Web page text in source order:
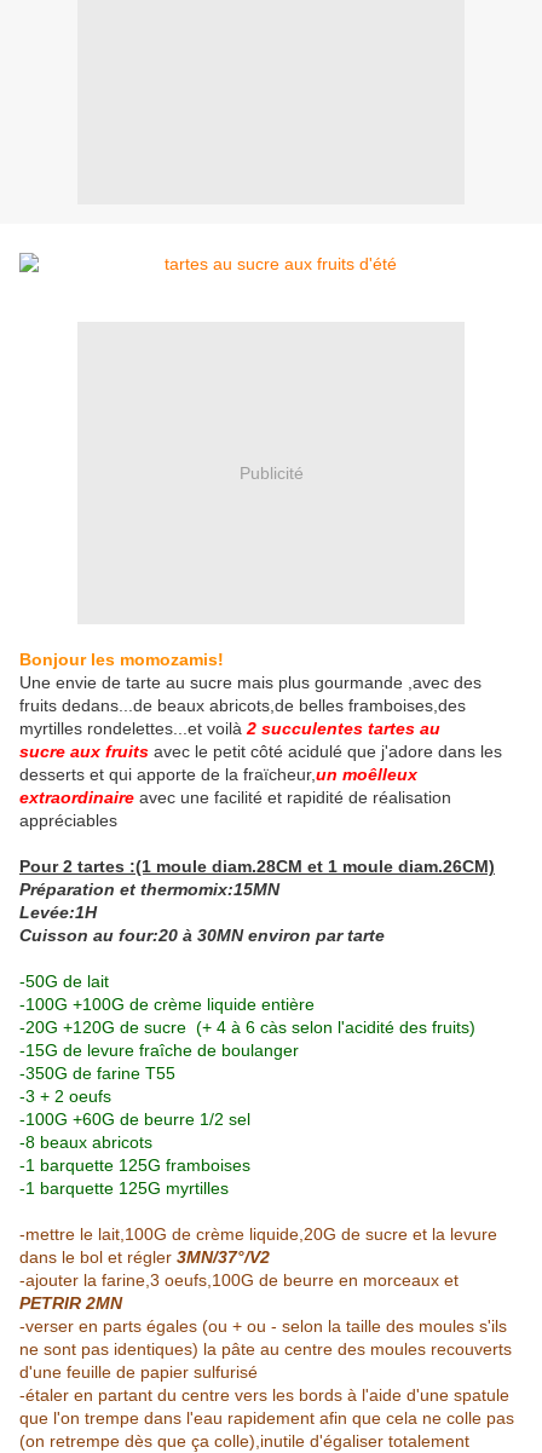
Publicité
Bonjour les momozamis!
Une envie de tarte au sucre mais plus gourmande ,avec des
fruits dedans...de beaux abricots,de belles framboises,des
myrtilles rondelettes...et voilà 2 succulentes tartes au
sucre aux fruits avec le petit côté acidulé que j'adore dans les
desserts et qui apporte de la fraïcheur,un moêlleux
extraordinaire avec une facilité et rapidité de réalisation
appréciables
Pour 2 tartes :(1 moule diam.28CM et 1 moule diam.26CM)
Préparation et thermomix:15MN
Levée:1H
Cuisson au four:20 à 30MN environ par tarte
-50G de lait
-100G +100G de crème liquide entière
-20G +120G de sucre (+ 4 à 6 càs selon l'acidité des fruits)
-15G de levure fraîche de boulanger
-350G de farine T55
-3 + 2 oeufs
-100G +60G de beurre 1/2 sel
-8 beaux abricots
-1 barquette 125G framboises
-1 barquette 125G myrtilles
-mettre le lait,100G de crème liquide,20G de sucre et la levure
dans le bol et régler 3MN/37°/V2
-ajouter la farine,3 oeufs,100G de beurre en morceaux et
PETRIR 2MN
-verser en parts égales (ou + ou - selon la taille des moules s'ils
ne sont pas identiques) la pâte au centre des moules recouverts
d'une feuille de papier sulfurisé
-étaler en partant du centre vers les bords à l'aide d'une spatule
que l'on trempe dans l'eau rapidement afin que cela ne colle pas
(on retrempe dès que ça colle),inutile d'égaliser totalement